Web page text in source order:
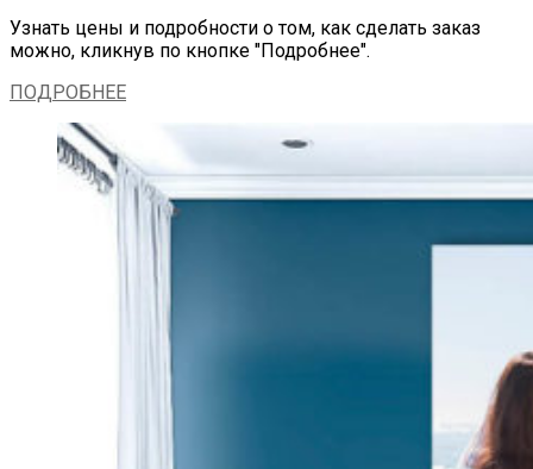
Узнать цены и подробности о том, как сделать заказ
можно, кликнув по кнопке "Подробнее".
ПОДРОБНЕЕ